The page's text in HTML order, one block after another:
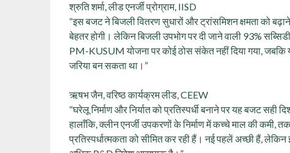
श्रुति शर्मा, लीड एनर्जी प्रोग्राम, IISD
“इस बजट ने बिजली वितरण सुधारों और ट्रांसमिशन क्षमता को
बेहतर होगी। लेकिन बिजली उपभोग पर दी जाने वाली 93%
PM-KUSUM योजना पर कोई ठोस संकेत नहीं दिया गया, जबकि
जरिया बन सकता था।”
ऋषभ जैन, वरिष्ठ कार्यक्रम लीड, CEEW
“घरेलू निर्माण और निर्यात को प्रतिस्पर्धी बनाने पर यह बजट
हालाँकि, क्लीन एनर्जी उपकरणों के निर्माण में कच्चे माल की कमी,
प्रतिस्पर्धात्मकता को सीमित कर रही हैं। नई पहलें अच्छी हैं,